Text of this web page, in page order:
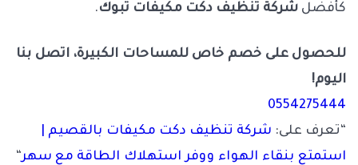
كأفضل شركة تنظيف دكت مكيفات تبوك.
للحصول على خصم خاص للمساحات الكبيرة، اتصل بنا
اليوم!
0554275444
“تعرف على: شركة تنظيف دكت مكيفات بالقصيم |
استمتع بنقاء الهواء ووفر استهلاك الطاقة مع سهر“